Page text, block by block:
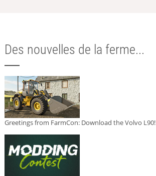
Des nouvelles de la ferme...
Greetings from FarmCon: Download the Volvo L90!